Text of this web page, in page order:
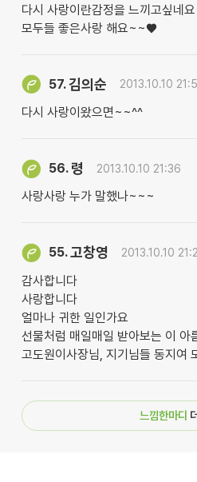
다시 사랑이란감정을 느끼고싶네요
모두들 좋은사랑 해요~~♥
57.김의순 2013.10.10
다시 사랑이왔으면~~^^
56. 령 2013.10.10 21:36
사랑사랑 누가 말했나~~~
55.고창영 2013.10.10
감사합니다
사랑합니다
얼마나 귀한 일인가요
선물처럼 매일매일 받아보는 이 아
고도원이사장님, 지기님들 동지여
느낌한마디